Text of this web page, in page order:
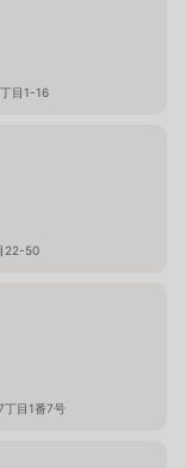
目1-16
22-50
丁目1番7号